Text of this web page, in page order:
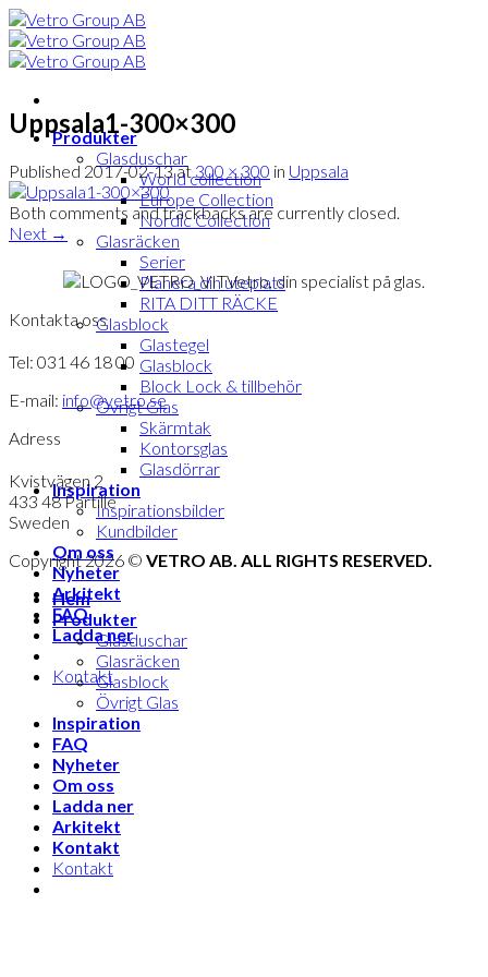
Skip
to
content
Produkter
Glasduschar
World collection
Europe Collection
Nordic Collection
Glasräcken
Serier
Planera din uteplats
RITA DITT RÄCKE
Glasblock
Glastegel
Glasblock
Block Lock & tillbehör
Övrigt Glas
Skärmtak
Kontorsglas
Glasdörrar
Inspiration
Inspirationsbilder
Kundbilder
Om oss
Nyheter
Arkitekt
FAQ
Ladda ner
Kontakt
Uppsala1-300×300
Published2017-02-13at 300 × 300 in Uppsala
Both comments and trackbacks are currently closed.
Next →
Vetro, din specialist på glas.
Kontakta oss
Tel: 031 46 18 00
E-mail: info@vetro.se
Adress
Kvistvägen 2
433 48 Partille
Sweden
Copyright 2026 © VETRO AB. ALL RIGHTS RESERVED.
Hem
Produkter
Glasduschar
Glasräcken
Glasblock
Övrigt Glas
Inspiration
FAQ
Nyheter
Om oss
Ladda ner
Arkitekt
Kontakt
Kontakt